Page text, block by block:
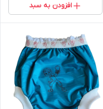
افزودن به سبد